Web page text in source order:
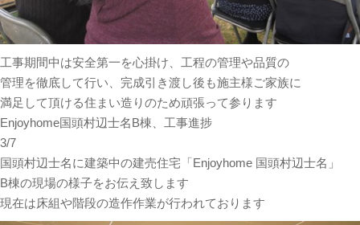
工事期間中は安全第一を心掛け、工程の管理や品質の
管理を徹底して行い、完成引き渡し後も施主様ご家族に
満足して頂ける住まい造りのため頑張って参ります
Enjoyhome国頭村辺士名B棟、工事進捗
3/7
国頭村辺士名に建築中の建売住宅「Enjoyhome 国頭村辺士名」
B棟の現場の様子をお伝え致します
現在は床組や階段の造作作業が行われております